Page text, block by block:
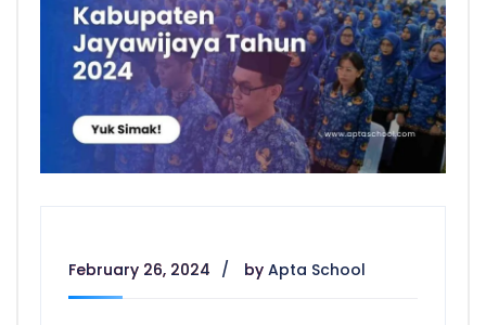
February 26, 2024 by Apta School